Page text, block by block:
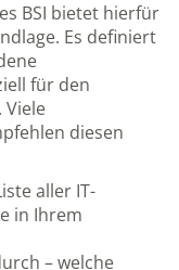
BSI bietet hierfür
Es definiert
für den
diesen
aller IT-
in Ihrem
– welche